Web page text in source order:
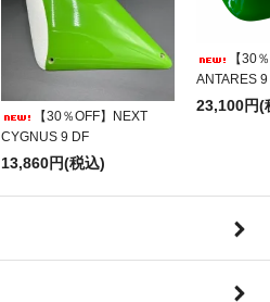
【30％OFF】NEXT
CYGNUS 9 DF
13,860円(税込)
【30
ANTARES
23,100円(